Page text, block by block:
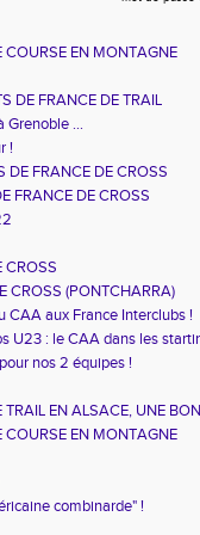
EN MONTAGNE
DE FRANCE DE TRAIL
Grenoble ...
!
DE FRANCE DE CROSS
FRANCE DE CROSS
CROSS
CROSS (PONTCHARRA)
CAA aux France Interclubs !
U23 : le CAA dans les
nos 2 équipes !
EN ALSACE, UNE
EN MONTAGNE
combinarde" !